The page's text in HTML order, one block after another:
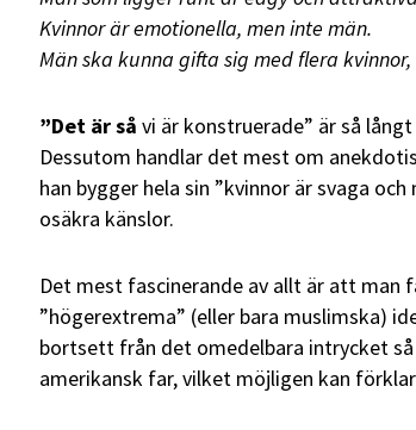
Kvinnor är emotionella, men inte män.
Män ska kunna gifta sig med flera
”Det är så vi är konstruerade” är så
Dessutom handlar det mest om
han bygger hela sin ”kvinnor är svaga
osäkra känslor.
Det mest fascinerande av allt är att man
”högerextrema” (eller bara muslimska)
bortsett från det omedelbara intrycket
amerikansk far, vilket möjligen kan